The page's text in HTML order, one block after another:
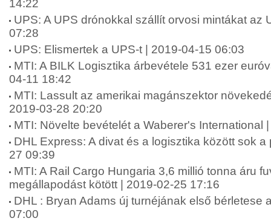
14:22
UPS: A UPS drónokkal szállít orvosi mintákat az
07:28
UPS: Elismertek a UPS-t | 2019-04-15 06:03
MTI: A BILK Logisztika árbevétele 531 ezer
04-11 18:42
MTI: Lassult az amerikai magánszektor
2019-03-28 20:20
MTI: Növelte bevételét a Waberer's International
DHL Express: A divat és a logisztika között sok
27 09:39
MTI: A Rail Cargo Hungaria 3,6 millió tonna áru
megállapodást kötött | 2019-02-25 17:16
DHL : Bryan Adams új turnéjának első bérletese
07:00